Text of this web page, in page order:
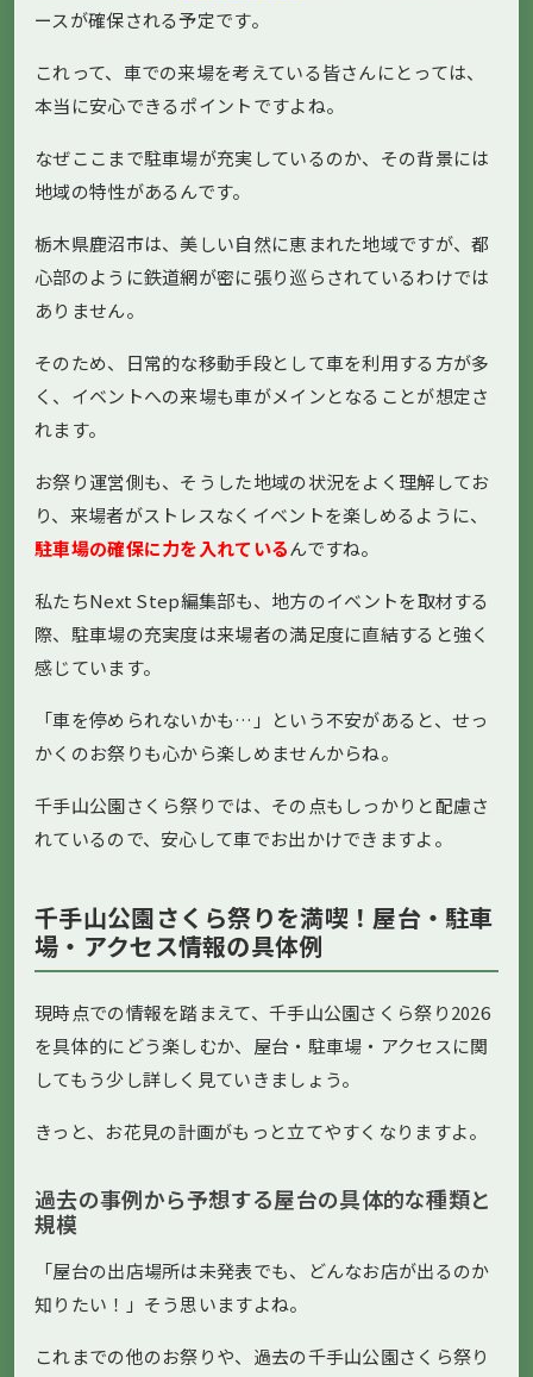
ースが確保される予定です。
これって、車での来場を考えている皆さんにとっては、
本当に安心できるポイントですよね。
なぜここまで駐車場が充実しているのか、その背景には
地域の特性があるんです。
栃木県鹿沼市は、美しい自然に恵まれた地域ですが、都
心部のように鉄道網が密に張り巡らされているわけでは
ありません。
そのため、日常的な移動手段として車を利用する方が多
く、イベントへの来場も車がメインとなることが想定さ
れます。
お祭り運営側も、そうした地域の状況をよく理解してお
り、来場者がストレスなくイベントを楽しめるように、
駐車場の確保に力を入れているんですね。
私たちNext Step編集部も、地方のイベントを取材する
際、駐車場の充実度は来場者の満足度に直結すると強く
感じています。
「車を停められないかも…」という不安があると、せっ
かくのお祭りも心から楽しめませんからね。
千手山公園さくら祭りでは、その点もしっかりと配慮さ
れているので、安心して車でお出かけできますよ。
千手山公園さくら祭りを満喫！屋台・駐車
場・アクセス情報の具体例
現時点での情報を踏まえて、千手山公園さくら祭り2026
を具体的にどう楽しむか、屋台・駐車場・アクセスに関
してもう少し詳しく見ていきましょう。
きっと、お花見の計画がもっと立てやすくなりますよ。
過去の事例から予想する屋台の具体的な種類と
規模
「屋台の出店場所は未発表でも、どんなお店が出るのか
知りたい！」そう思いますよね。
これまでの他のお祭りや、過去の千手山公園さくら祭り